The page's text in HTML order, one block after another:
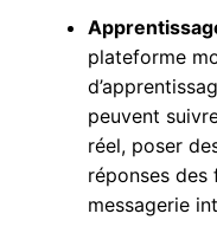
plateforme
peuvent
réel, poser
réponses des
messagerie